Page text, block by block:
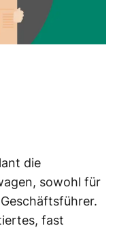
die
sowohl für
fast